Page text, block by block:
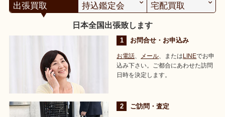
出張買取 持込鑑定会 宅配買取
日本全国出張致します
お問合せ・お申込み
お電話、 メール、または LINEでお申
込み下さい。ご都合にあわせた訪問
日時を決定します。
ご訪問・査定